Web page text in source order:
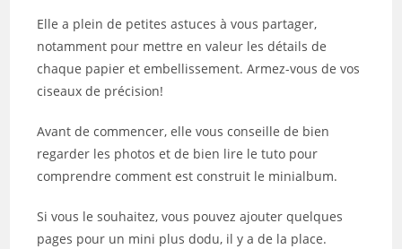
Elle a plein de petites astuces à vous partager,
notamment pour mettre en valeur les détails de
chaque papier et embellissement. Armez-vous de vos
ciseaux de précision!
Avant de commencer, elle vous conseille de bien
regarder les photos et de bien lire le tuto pour
comprendre comment est construit le minialbum.
Si vous le souhaitez, vous pouvez ajouter quelques
pages pour un mini plus dodu, il y a de la place.